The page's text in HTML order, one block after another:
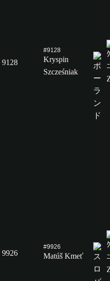
9128
#9128
Kryspin
Szcześniak
9926
#9926
Matúš Kmeť